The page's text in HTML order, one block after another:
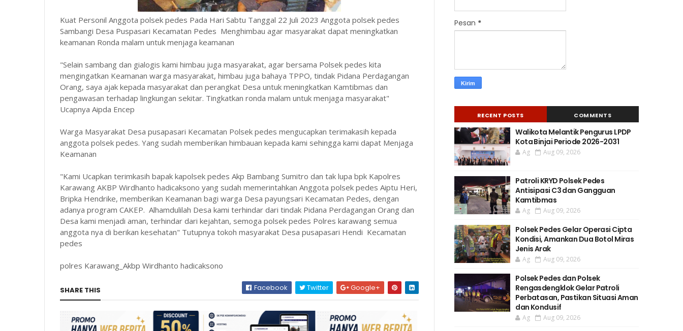
Kuat Personil Anggota polsek pedes Pada Hari Sabtu Tanggal 22 Juli 2023 Anggota polsek pedes
Sambangi Desa Puspasari Kecamatan Pedes Menghimbau agar masyarakat dapat meningkatkan
keamanan Ronda malam untuk menjaga keamanan
"Selain sambang dan gialogis kami himbau juga masyarakat, agar bersama Polsek pedes kita
mengingatkan Keamanan warga masyarakat, himbau juga bahaya TPPO, tindak Pidana Perdagangan
Orang, saya ajak kepada masyarakat dan perangkat Desa untuk meningkatkan Kamtibmas dan
pengawasan terhadap lingkungan sekitar. Tingkatkan ronda malam untuk menjaga masyarakat"
Ucapnya Aipda Encep
Warga Masyarakat Desa pusapasari Kecamatan Polsek pedes mengucapkan terimakasih kepada
anggota polsek pedes. Yang sudah memberikan himbauan kepada kami sehingga kami dapat Menjaga
Keamanan
"Kami Ucapkan terimkasih bapak kapolsek pedes Akp Bambang Sumitro dan tak lupa bpk Kapolres
Karawang AKBP Wirdhanto hadicaksono yang sudah memerintahkan Anggota polsek pedes Aiptu Heri,
Bripka Hendrike, memberikan Keamanan bagi warga Desa payungsari Kecamatan Pedes, dengan
adanya program CAKEP. Alhamdulilah Desa kami terhindar dari tindak Pidana Perdagangan Orang dan
Desa kami menjadi aman, terhindar dari kejahtan, semoga polsek pedes Polres karawang semua
anggota nya di berikan kesehatan" Tutupnya tokoh masyarakat Desa pusapasari Hendi Kecamatan
pedes
polres Karawang_Akbp Wirdhanto hadicaksono
SHARE THIS Facebook Twitter Google+
Pesan *
RECENT POSTS COMMENTS
Walikota Melantik Pengurus LPDP
Kota Binjai Periode 2026-2031
Ag Aug 09, 2026
Patroli KRYD Polsek Pedes
Antisipasi C3 dan Gangguan
Kamtibmas
Ag Aug 09, 2026
Polsek Pedes Gelar Operasi Cipta
Kondisi, Amankan Dua Botol Miras
Jenis Arak
Ag Aug 09, 2026
Polsek Pedes dan Polsek
Rengasdengklok Gelar Patroli
Perbatasan, Pastikan Situasi Aman
dan Kondusif
Ag Aug 09, 2026